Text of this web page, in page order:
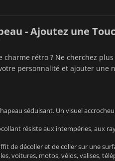
- Ajoutez une
rétro ? Ne cherchez plus
personnalité et ajouter une
séduisant. Un visuel
résiste aux intempéries, aux
de décoller et de coller sur une
voitures, motos, vélos, valises,